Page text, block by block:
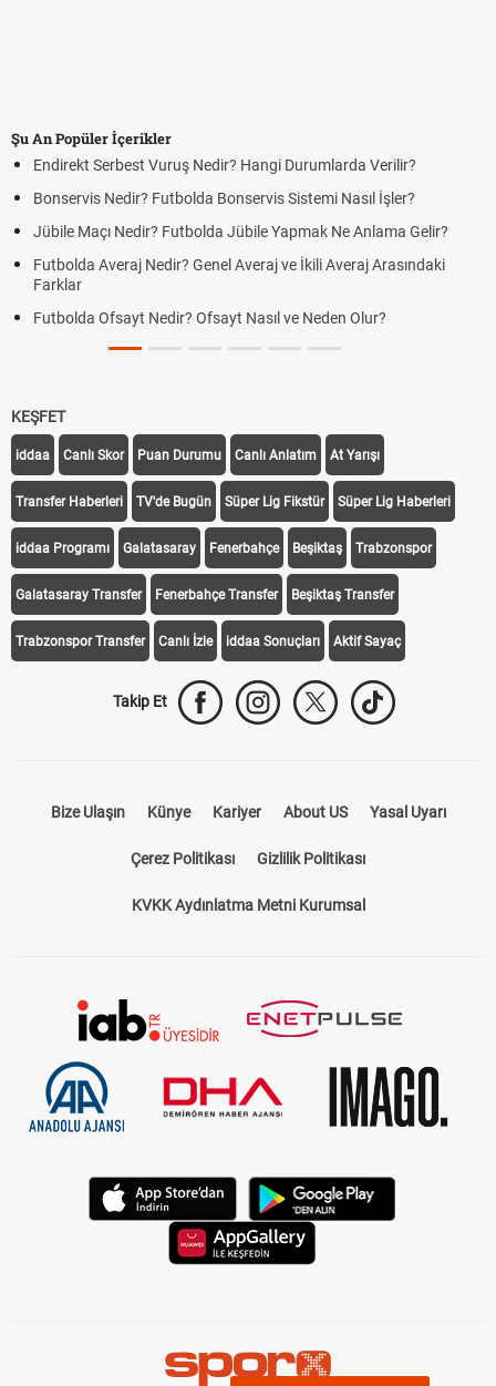
Şu An Popüler İçerikler
Endirekt Serbest Vuruş Nedir? Hangi Durumlarda Verilir?
Bonservis Nedir? Futbolda Bonservis Sistemi Nasıl İşler?
Jübile Maçı Nedir? Futbolda Jübile Yapmak Ne Anlama Gelir?
Futbolda Averaj Nedir? Genel Averaj ve İkili Averaj Arasındaki
Farklar
Futbolda Ofsayt Nedir? Ofsayt Nasıl ve Neden Olur?
KEŞFET
iddaa Canlı Skor Puan Durumu Canlı Anlatım At Yarışı
Transfer Haberleri TV'de Bugün Süper Lig Fikstür Süper Lig Haberleri
iddaa Programı Galatasaray Fenerbahçe Beşiktaş Trabzonspor
Galatasaray Transfer Fenerbahçe Transfer Beşiktaş Transfer
Trabzonspor Transfer Canlı İzle iddaa Sonuçları Aktif Sayaç
Takip Et
Bize Ulaşın Künye Kariyer About US Yasal Uyarı
Çerez Politikası Gizlilik Politikası
KVKK Aydınlatma Metni Kurumsal